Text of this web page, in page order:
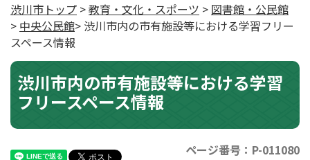
渋川市トップ >教育・文化・スポーツ > 図書館・公民館
> 中央公民館> 渋川市内の市有施設等における学習フリー
スペース情報
渋川市内の市有施設等における学習
フリースペース情報
ページ番号：P-011080